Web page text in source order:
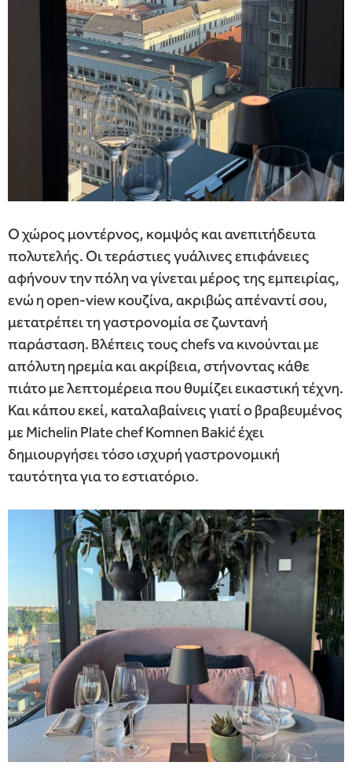
Ο χώρος μοντέρνος, κομψός και ανεπιτήδευτα
πολυτελής. Οι τεράστιες γυάλινες επιφάνειες
αφήνουν την πόλη να γίνεται μέρος της εμπειρίας,
ενώ η open-view κουζίνα, ακριβώς απέναντί σου,
μετατρέπει τη γαστρονομία σε ζωντανή
παράσταση. Βλέπεις τους chefs να κινούνται με
απόλυτη ηρεμία και ακρίβεια, στήνοντας κάθε
πιάτο με λεπτομέρεια που θυμίζει εικαστική τέχνη.
Και κάπου εκεί, καταλαβαίνεις γιατί ο βραβευμένος
με Michelin Plate chef Komnen Bakić έχει
δημιουργήσει τόσο ισχυρή γαστρονομική
ταυτότητα για το εστιατόριο.